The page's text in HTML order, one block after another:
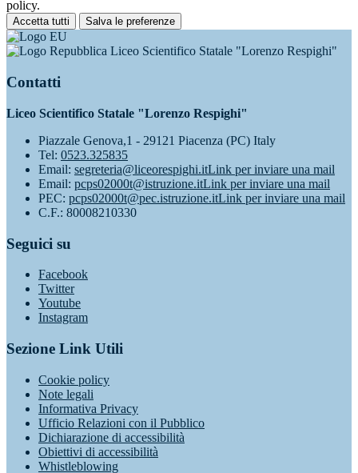
policy.
Accetta tutti Salva le preferenze
Liceo Scientifico Statale "Lorenzo Respighi"
Contatti
Liceo Scientifico Statale "Lorenzo Respighi"
Piazzale Genova,1 - 29121 Piacenza (PC) Italy
Tel: 0523.325835
Email: segreteria@liceorespighi.itLink per inviare una mail
Email: pcps02000t@istruzione.itLink per inviare una mail
PEC: pcps02000t@pec.istruzione.itLink per inviare una mail
C.F.: 80008210330
Seguici su
Facebook
Twitter
Youtube
Instagram
Sezione Link Utili
Cookie policy
Note legali
Informativa Privacy
Ufficio Relazioni con il Pubblico
Dichiarazione di accessibilità
Obiettivi di accessibilità
Whistleblowing